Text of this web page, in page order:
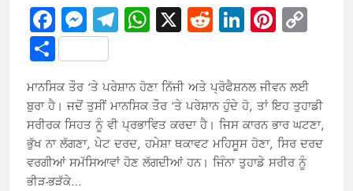
Facebook
Messenger
Telegram
WhatsApp
X RedditLinkedIn
Share
ਮਾਨਸਿਕ ਤੌਰ ‘ਤੇ ਪਰੇਸ਼ਾਨ ਹੋਣਾ ਨਿੱਜੀ ਅਤੇ ਪ੍ਰੋਫੈਸ਼ਨਲ ਜੀਵਨ ਲਈ
ਬੁਰਾ ਹੈ। ਜਦੋਂ ਤੁਸੀਂ ਮਾਨਸਿਕ ਤੌਰ ‘ਤੇ ਪਰੇਸ਼ਾਨ ਹੁੰਦੇ ਹੋ, ਤਾਂ ਇਹ ਤੁਹਾਡੀ
ਸਰੀਰਕ ਸਿਹਤ ਨੂੰ ਵੀ ਪ੍ਰਭਾਵਿਤ ਕਰਦਾ ਹੈ। ਜਿਸ ਕਾਰਨ ਭਾਰ ਘਟਣਾ,
ਭੁੱਖ ਨਾ ਲੱਗਣਾ, ਪੇਟ ਦਰਦ, ਹਮੇਸ਼ਾ ਥਕਾਵਟ ਮਹਿਸੂਸ ਹੋਣਾ, ਸਿਰ ਦਰਦ
ਵਰਗੀਆਂ ਸਮੱਸਿਆਵਾਂ ਹੋਣ ਲੱਗਦੀਆਂ ਹਨ। ਜਿੰਨਾ ਤੁਹਾਡੇ ਸਰੀਰ ਨੂੰ
ਭੀੜ-ਭੜੱਕੇ…